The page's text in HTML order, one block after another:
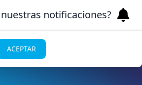
notificaciones?
ACEPTAR